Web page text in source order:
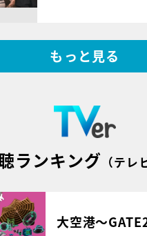
もっと見る
ランキング （テレ
大空港～